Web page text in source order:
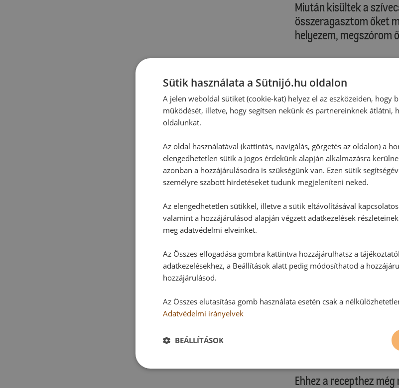
Miután kisültek a
összeragasztom őket
helyezem, megszórom
Ehhez a recepthez
Sütik használata a Sütnijó.hu oldalon
A jelen weboldal sütiket (cookie-kat) helyez el az eszközeiden, hogy
működését, illetve, hogy segítsen nekünk és partnereinknek átlátni,
oldalunkat.
Az oldal használatával (kattintás, navigálás, görgetés az oldalon) a
elengedhetetlen sütik a jogos érdekünk alapján alkalmazásra
azonban a hozzájárulásodra is szükségünk van. Ezen sütik
személyre szabott hirdetéseket tudunk megjeleníteni neked.
Az elengedhetetlen sütikkel, illetve a sütik eltávolításával
valamint a hozzájárulásod alapján végzett adatkezelések
meg adatvédelmi elveinket.
Az Összes elfogadása gombra kattintva hozzájárulhatsz a
adatkezelésekhez, a Beállítások alatt pedig módosíthatod a
hozzájárulásod.
Az Összes elutasítása gomb használata esetén csak a
Adatvédelmi irányelvek
BEÁLLÍTÁSOK